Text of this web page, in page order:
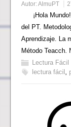
Autor:AlmuPT
¡Hola Mundo!
del PT.
Aprendizaje. La
Método Teacch.
Lectura Fácil
lectura fácil ,